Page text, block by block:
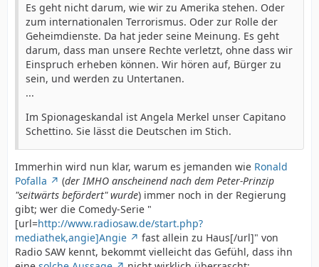
Es geht nicht darum, wie wir zu Amerika stehen. Oder
zum internationalen Terrorismus. Oder zur Rolle der
Geheimdienste. Da hat jeder seine Meinung. Es geht
darum, dass man unsere Rechte verletzt, ohne dass wir
Einspruch erheben können. Wir hören auf, Bürger zu
sein, und werden zu Untertanen.
...
Im Spionageskandal ist Angela Merkel unser Capitano
Schettino. Sie lässt die Deutschen im Stich.
Immerhin wird nun klar, warum es jemanden wie Ronald
Pofalla
(der IMHO anscheinend nach dem Peter-Prinzip
"seitwärts befördert" wurde) immer noch in der Regierung
gibt; wer die Comedy-Serie "
[url=http://www.radiosaw.de/start.php?
mediathek,angie]Angie
fast allein zu Haus[/url]" von
Radio SAW kennt, bekommt vielleicht das Gefühl, dass ihn